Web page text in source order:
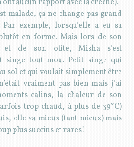
aucun rapport avec la crèche).
malade, ça ne change pas grand
exemple, lorsqu’elle a eu sa
en forme. Mais lors de son
de son otite, Misha s’est
singe tout mou. Petit singe qui
sol et qui voulait simplement être
vraiment pas bien mais j’ai
calins, la chaleur de son
trop chaud, à plus de 39°C)
elle va mieux (tant mieux) mais
plus succins et rares!